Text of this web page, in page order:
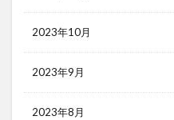
2023年10月
2023年9月
2023年8月